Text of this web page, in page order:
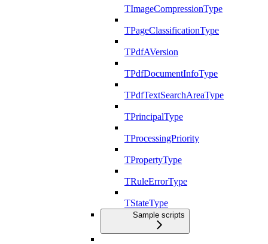
TImageCompressionType
TPageClassificationType
TPdfAVersion
TPdfDocumentInfoType
TPdfTextSearchAreaType
TPrincipalType
TProcessingPriority
TPropertyType
TRuleErrorType
TStateType
Sample scripts